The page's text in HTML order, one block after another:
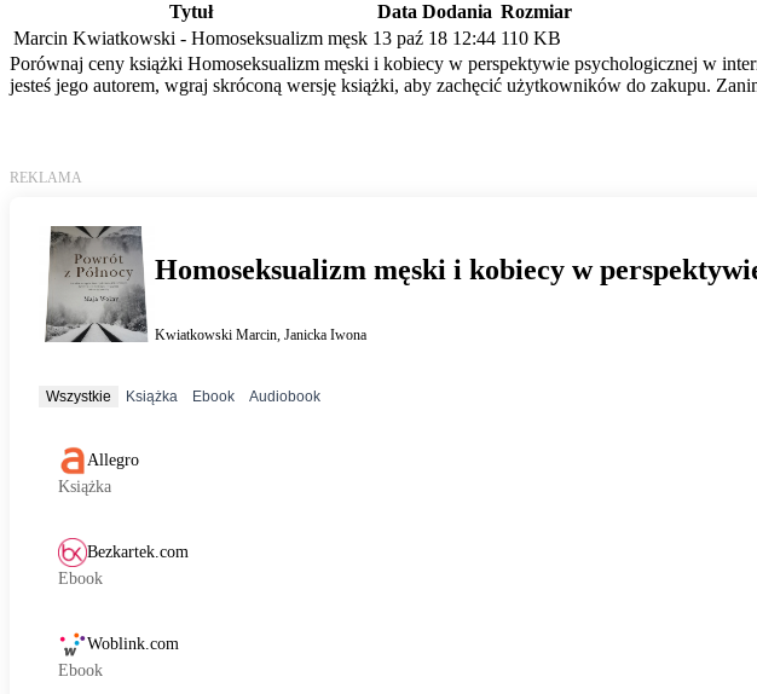
Tytuł
Data Dodania Rozmiar
Marcin Kwiatkowski - Homoseksualizm męsk 13 paź 18 12:44 110 KB
Porównaj ceny książki Homoseksualizm męski i kobiecy w perspektywie psychologicznej w
jesteś jego autorem, wgraj skróconą wersję książki, aby zachęcić użytkowników do zakupu.